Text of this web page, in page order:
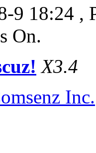
9 18:24 ,
On.
X3.4
Inc.